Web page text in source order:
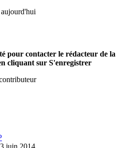
pour contacter le rédacteur de la
cliquant sur S'enregistrer
juin 2014